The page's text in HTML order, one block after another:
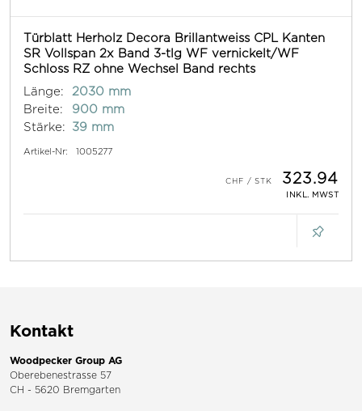
Türblatt Herholz Decora Brillantweiss CPL Kanten
SR Vollspan 2x Band 3-tlg WF vernickelt/WF
Schloss RZ ohne Wechsel Band rechts
Länge:
2030 mm
Breite:
900 mm
Stärke:
39 mm
Artikel-Nr: 1005277
323.94
INKL. MWST
Kontakt
Woodpecker Group AG
Oberebenestrasse 57
CH - 5620 Bremgarten